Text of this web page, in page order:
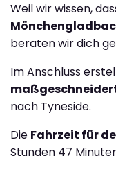
Weil wir wissen,
beraten wir dich
Im Anschluss
nach Tyneside.
Die Fahrzeit für
Stunden 47